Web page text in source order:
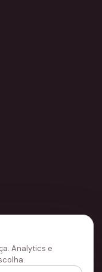
oficial
Analytics e